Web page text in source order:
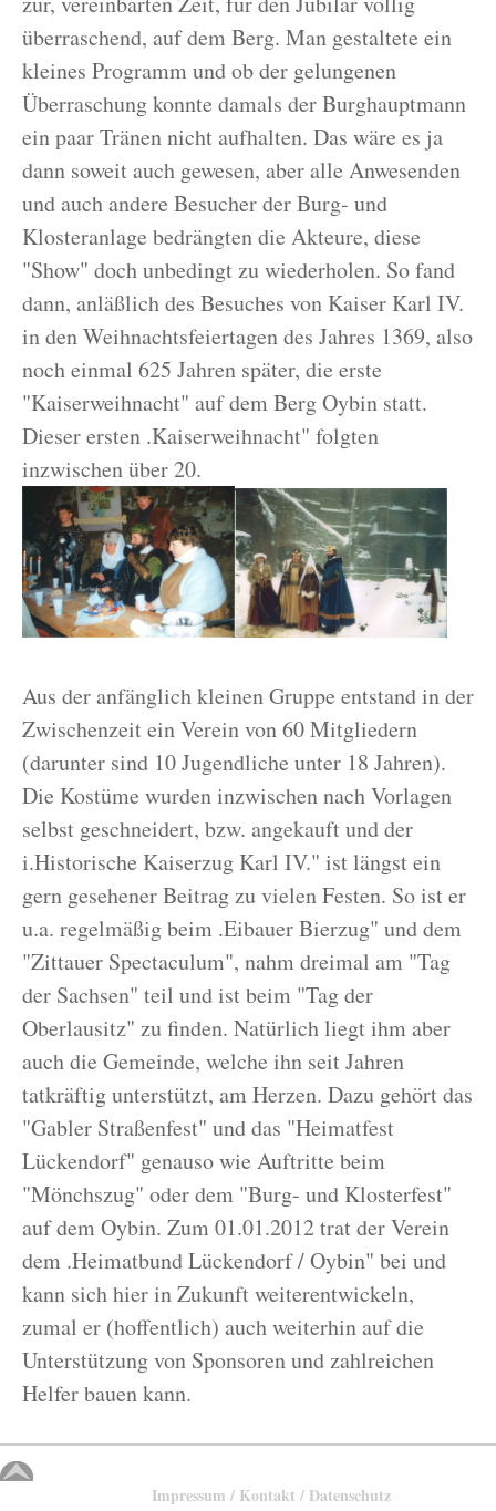
überraschend, auf dem Berg. Man gestaltete ein
kleines Programm und ob der gelungenen
Überraschung konnte damals der Burghauptmann
ein paar Tränen nicht aufhalten. Das wäre es ja
dann soweit auch gewesen, aber alle Anwesenden
und auch andere Besucher der Burg- und
Klosteranlage bedrängten die Akteure, diese
"Show" doch unbedingt zu wiederholen. So fand
dann, anläßlich des Besuches von Kaiser Karl IV.
in den Weihnachtsfeiertagen des Jahres 1369, also
noch einmal 625 Jahren später, die erste
"Kaiserweihnacht" auf dem Berg Oybin statt.
Dieser ersten .Kaiserweihnacht" folgten
inzwischen über 20.
Aus der anfänglich kleinen Gruppe entstand in der
Zwischenzeit ein Verein von 60 Mitgliedern
(darunter sind 10 Jugendliche unter 18 Jahren).
Die Kostüme wurden inzwischen nach Vorlagen
selbst geschneidert, bzw. angekauft und der
i.Historische Kaiserzug Karl IV." ist längst ein
gern gesehener Beitrag zu vielen Festen. So ist er
u.a. regelmäßig beim .Eibauer Bierzug" und dem
"Zittauer Spectaculum", nahm dreimal am "Tag
der Sachsen" teil und ist beim "Tag der
Oberlausitz" zu finden. Natürlich liegt ihm aber
auch die Gemeinde, welche ihn seit Jahren
tatkräftig unterstützt, am Herzen. Dazu gehört das
"Gabler Straßenfest" und das "Heimatfest
Lückendorf" genauso wie Auftritte beim
"Mönchszug" oder dem "Burg- und Klosterfest"
auf dem Oybin. Zum 01.01.2012 trat der Verein
dem .Heimatbund Lückendorf / Oybin" bei und
kann sich hier in Zukunft weiterentwickeln,
zumal er (hoffentlich) auch weiterhin auf die
Unterstützung von Sponsoren und zahlreichen
Helfer bauen kann.
Impressum / Kontakt / Datenschutz